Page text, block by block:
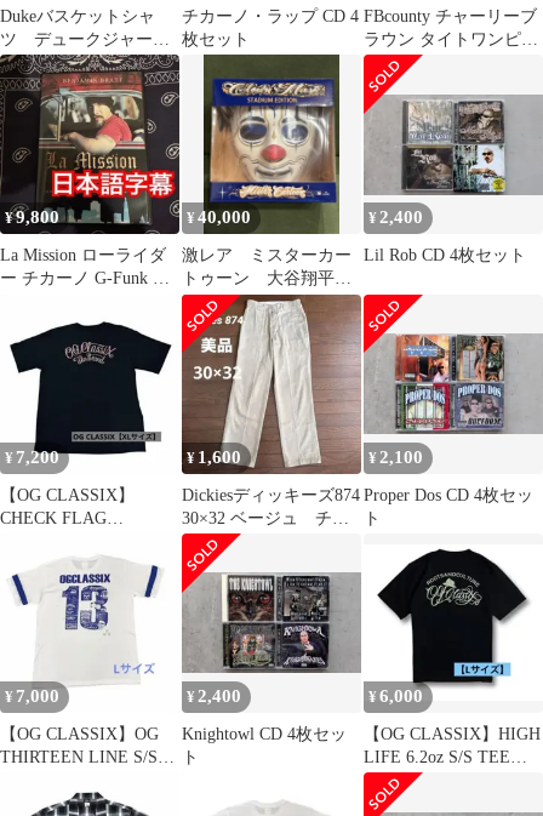
Dukeバスケットシャ
ツ デュークジャー
ジ NBA dukeメッシュ
シャツ
チカーノ・ラップ CD 4
枚セット
FBcounty チャーリーブ
ラウン タイトワンピー
ス XS
¥9,800
La Mission ローライダ
ー チカーノ G-Funk G-
¥40,000
激レア ミスターカー
トゥーン 大谷翔平
MLB ローライダー ド
ジャース
¥2,400
Lil Rob CD 4枚セット
¥ 7,200
【OG CLASSIX】
CHECK FLAG
¥ 1,600
Dickiesディッキーズ874
30×32 ベージュ チノ
パン
¥ 2,100
Proper Dos CD 4枚セッ
ト
¥ 7,000
【OG CLASSIX】OG
THIRTEEN LINE S/S
¥ 2,400
Knightowl CD 4枚セッ
ト
¥ 6,000
【OG CLASSIX】HIGH
LIFE 6.2oz S/S TEEブ
ラック